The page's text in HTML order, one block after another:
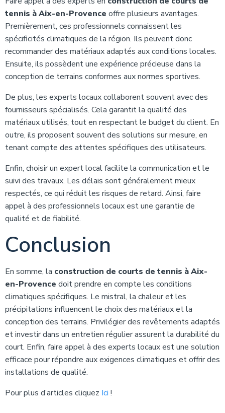
tennis à Aix-en-Provence offre plusieurs avantages.
Premièrement, ces professionnels connaissent les
spécificités climatiques de la région. Ils peuvent donc
recommander des matériaux adaptés aux conditions locales.
Ensuite, ils possèdent une expérience précieuse dans la
conception de terrains conformes aux normes sportives.
De plus, les experts locaux collaborent souvent avec des
fournisseurs spécialisés. Cela garantit la qualité des
matériaux utilisés, tout en respectant le budget du client. En
outre, ils proposent souvent des solutions sur mesure, en
tenant compte des attentes spécifiques des utilisateurs.
Enfin, choisir un expert local facilite la communication et le
suivi des travaux. Les délais sont généralement mieux
respectés, ce qui réduit les risques de retard. Ainsi, faire
appel à des professionnels locaux est une garantie de
qualité et de fiabilité.
Conclusion
En somme, la construction de courts de tennis à Aix-
en-Provence doit prendre en compte les conditions
climatiques spécifiques. Le mistral, la chaleur et les
précipitations influencent le choix des matériaux et la
conception des terrains. Privilégier des revêtements adaptés
et investir dans un entretien régulier assurent la durabilité du
court. Enfin, faire appel à des experts locaux est une solution
efficace pour répondre aux exigences climatiques et offrir des
installations de qualité.
Pour plus d’articles cliquez Ici !